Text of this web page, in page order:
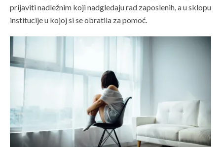
prijaviti nadležnim koji nadgledaju rad zaposlenih, a u sklopu
institucije u kojoj si se obratila za pomoć.